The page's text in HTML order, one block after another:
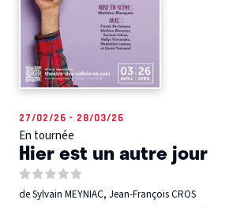
27/02/26 - 28/03/26
En tournée
Hier est un autre jour
de Sylvain MEYNIAC, Jean-François CROS